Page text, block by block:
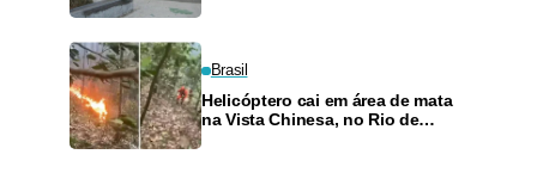
Brasil
Helicóptero cai em área de mata
na Vista Chinesa, no Rio de